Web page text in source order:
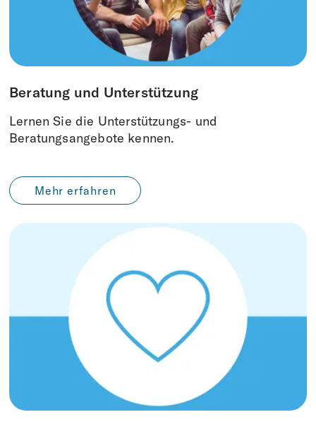
Beratung und Unterstützung
Lernen Sie die Unterstützungs- und
Beratungsangebote kennen.
Mehr erfahren